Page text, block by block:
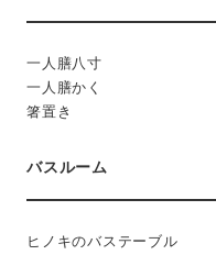
一人膳八寸
一人膳かく
箸置き
バスルーム
ヒノキのバステーブル